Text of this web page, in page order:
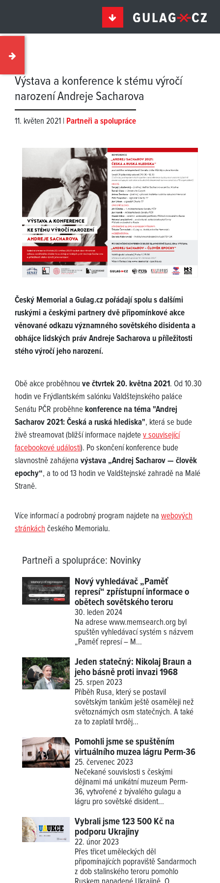
Výstava a konference k stému výročí
narození Andreje Sacharova
11. květen 2021 | Partneři a spolupráce
Český Memorial a Gulag.cz pořádají spolu s dalšími
ruskými a českými partnery dvě připomínkové akce
věnované odkazu významného sovětského disidenta a
obhájce lidských práv Andreje Sacharova u příležitosti
stého výročí jeho narození.
Obě akce proběhnou ve čtvrtek 20. května 2021. Od 10.30
hodin ve Frýdlantském salónku Valdštejnského paláce
Senátu PČR proběhne konference na téma "Andrej
Sacharov 2021: Česká a ruská hlediska", která se bude
živě streamovat (bližší informace najdetev související
facebookové události). Po skončení konference bude
slavnostně zahájena výstava „Andrej Sacharov — člověk
epochy“, a to od 13 hodin ve Valdštejnské zahradě na Malé
Straně.
Více informací a podrobný program najdete na webových
stránkáchčeského Memorialu.
Partneři a spolupráce: Novinky
Nový vyhledávač „Paměť
represí“ zpřístupní informace o
obětech sovětského teroru
30. leden 2024
Na adresewww.memsearch.org byl
spuštěn vyhledávací systém s názvem
„Paměť represí – M...
Jeden statečný: Nikolaj Braun a
jeho básně proti invazi 1968
25. srpen 2023
Příběh Rusa, který se postavil
sovětským tankům ještě osaměleji než
světoznámých osm statečných. A také
za to zaplatil tvrděj...
Pomohli jsme se spuštěním
virtuálního muzea lágru Perm-36
25. červenec 2023
Nečekané souvislosti s českými
dějinami má unikátní muzeum Perm-
36, vytvořené z bývalého gulagu a
lágru pro sovětské disident...
Vybrali jsme 123 500 Kč na
podporu Ukrajiny
22. únor 2023
Přes třicet uměleckých děl
připomínajících popraviště Sandarmoch
z dob stalinského teroru pomohlo